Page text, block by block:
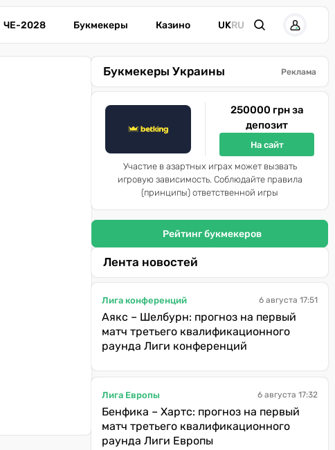
ЧЕ-2028 Букмекеры Казино UKRU
Букмекеры Украины Реклама
250000 грн за
депозит
На сайт
Участие в азартных играх может вызвать
игровую зависимость. Соблюдайте правила
(принципы) ответственной игры
Рейтинг букмекеров
Лента новостей
Лига конференций 6 августа 17:51
Аякс – Шелбурн: прогноз на первый
матч третьего квалификационного
раунда Лиги конференций
Лига Европы 6 августа 17:32
Бенфика – Хартс: прогноз на первый
матч третьего квалификационного
раунда Лиги Европы